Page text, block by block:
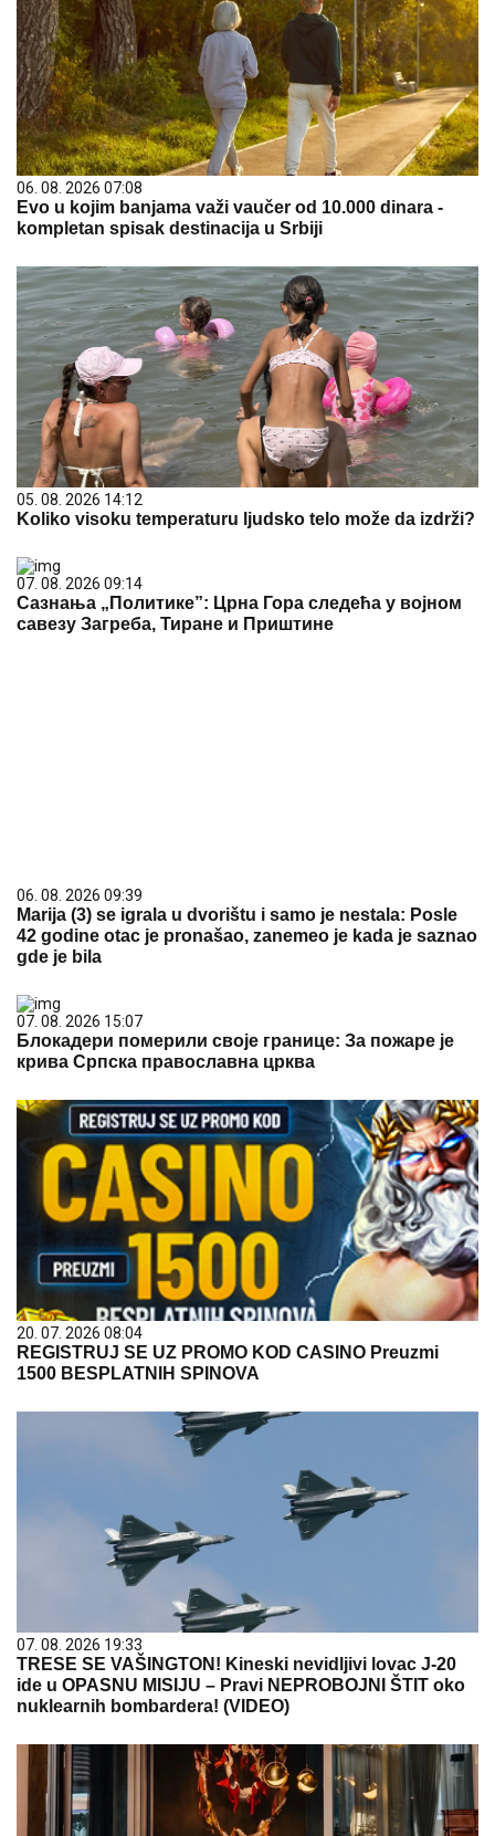
06. 08. 2026 07:08
Evo u kojim banjama važi vaučer od 10.000 dinara -
kompletan spisak destinacija u Srbiji
05. 08. 2026 14:12
Koliko visoku temperaturu ljudsko telo može da izdrži?
07. 08. 2026 09:14
Сазнања „Политике”: Црна Гора следећа у војном
савезу Загреба, Тиране и Приштине
06. 08. 2026 09:39
Marija (3) se igrala u dvorištu i samo je nestala: Posle
42 godine otac je pronašao, zanemeo je kada je saznao
gde je bila
07. 08. 2026 15:07
Блокадери померили своје границе: За пожаре је
крива Српска православна црква
20. 07. 2026 08:04
REGISTRUJ SE UZ PROMO KOD CASINO Preuzmi
1500 BESPLATNIH SPINOVA
07. 08. 2026 19:33
TRESE SE VAŠINGTON! Kineski nevidljivi lovac J-20
ide u OPASNU MISIJU – Pravi NEPROBOJNI ŠTIT oko
nuklearnih bombardera! (VIDEO)